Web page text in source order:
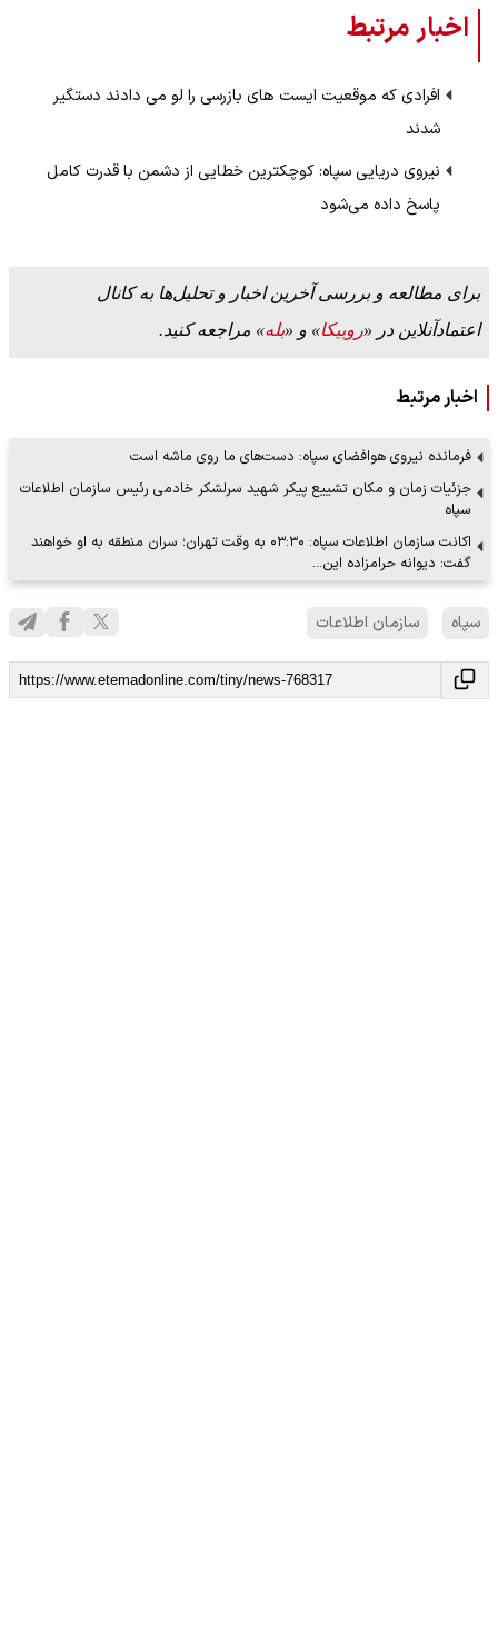
اخبار مرتبط
افرادی که موقعیت ایست های بازرسی را لو می دادند دستگیر
شدند
نیروی دریایی سپاه: کوچکترین خطایی از دشمن با قدرت کامل
پاسخ داده می‌شود
برای مطالعه و بررسی آخرین اخبار و تحلیل‌ها به کانال
اعتمادآنلاین در «روبیکا» و «بله» مراجعه کنید.
اخبار مرتبط
فرمانده نیروی هوافضای سپاه: دست‌های ما روی ماشه است
جزئیات زمان و مکان تشییع پیکر شهید سرلشکر خادمی رئیس سازمان اطلاعات
سپاه
اکانت سازمان اطلاعات سپاه: ۰۳:۳۰ به وقت تهران؛ سران منطقه به او خواهند
گفت: دیوانه حرامزاده این…
سپاه سازمان اطلاعات